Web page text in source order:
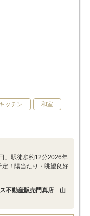
ッチン 和室
」駅徒歩約12分2026年
！陽当たり・眺望良好
不動産販売門真店 山